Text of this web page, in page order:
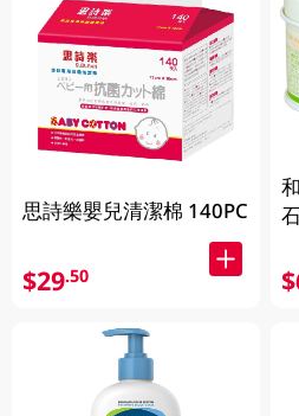
思詩樂嬰兒清潔棉 140PC
$29.50